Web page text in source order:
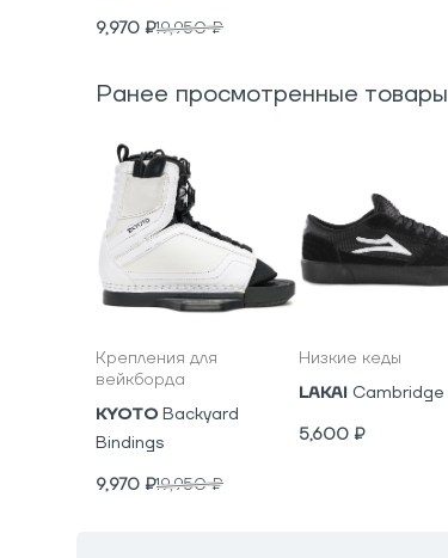
9,970 ₽19,950₽
Ранее просмотренные товары
Крепления для
вейкборда
KYOTO Backyard
Bindings
9,970 ₽19,950₽
Низкие кеды
LAKAI Cambridge
5,600 ₽